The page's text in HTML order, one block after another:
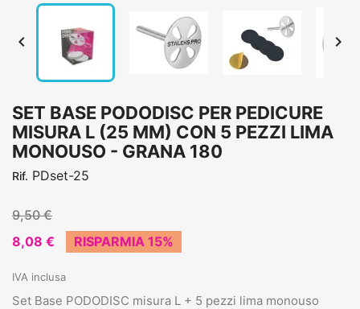
 
SET BASE PODODISC PER PEDICURE
MISURA L (25 MM) CON 5 PEZZI LIMA
MONOUSO - GRANA 180
Rif. PDset-25
9,50 €
8,08 €
RISPARMIA 15%
IVA inclusa
Set Base PODODISC misura L + 5 pezzi lima monouso